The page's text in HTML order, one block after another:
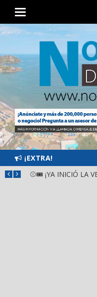
¡EXTRA!